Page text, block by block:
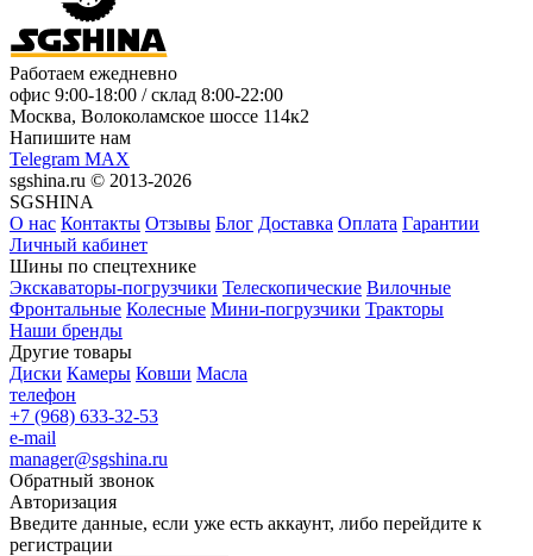
Работаем ежедневно
офис 9:00-18:00 / склад 8:00-22:00
Москва, Волоколамское шоссе 114к2
Напишите нам
Telegram MAX
sgshina.ru © 2013-2026
SGSHINA
О нас Контакты Отзывы Блог Доставка Оплата Гарантии
Личный кабинет
Шины по спецтехнике
Экскаваторы-погрузчики Телескопические Вилочные
Фронтальные Колесные Мини-погрузчики Тракторы
Наши бренды
Другие товары
Диски Камеры Ковши Масла
телефон
+7 (968) 633-32-53
e-mail
manager@sgshina.ru
Обратный звонок
Авторизация
Введите данные, если уже есть аккаунт, либо перейдите к
регистрации